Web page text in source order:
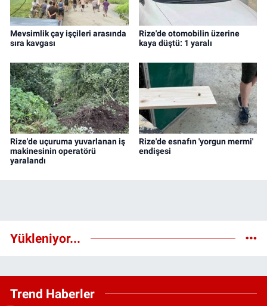
Mevsimlik çay işçileri arasında
sıra kavgası
Rize'de otomobilin üzerine
kaya düştü: 1 yaralı
Rize'de uçuruma yuvarlanan iş
makinesinin operatörü
yaralandı
Rize'de esnafın 'yorgun mermi'
endişesi
Yükleniyor...
Trend Haberler